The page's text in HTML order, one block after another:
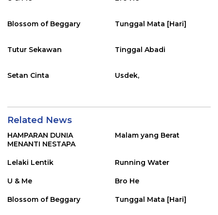
Blossom of Beggary Tunggal Mata [Hari]
Tutur Sekawan Tinggal Abadi
Setan Cinta Usdek,
Related News
HAMPARAN DUNIA
MENANTI NESTAPA
Malam yang Berat
Lelaki Lentik Running Water
U & Me Bro He
Blossom of Beggary Tunggal Mata [Hari]